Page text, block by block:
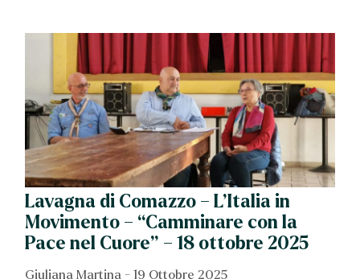
Lavagna di Comazzo – L’Italia in
Movimento – “Camminare con la
Pace nel Cuore” – 18 ottobre 2025
Giuliana Martina 19 Ottobre 2025